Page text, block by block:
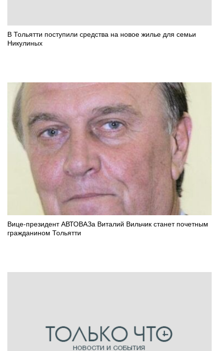
В Тольятти поступили средства на новое жилье для семьи
Никулиных
Вице-президент АВТОВАЗа Виталий Вильчик станет почетным
гражданином Тольятти